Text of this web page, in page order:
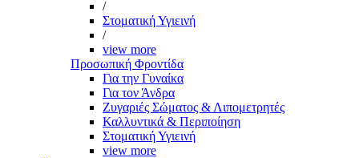
/
Στοματική Υγιεινή
/
view more
Προσωπική Φροντίδα
Για την Γυναίκα
Για τον Άνδρα
Ζυγαριές Σώματος & Λιπομετρητές
Καλλυντικά & Περιποίηση
Στοματική Υγιεινή
view more